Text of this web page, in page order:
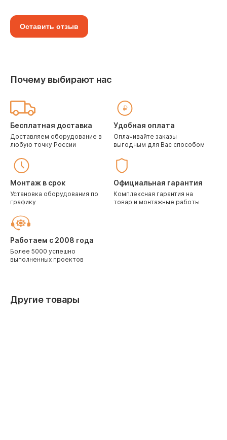
Оставить отзыв
Почему выбирают нас
Бесплатная доставка
Доставляем оборудование в
любую точку России
Удобная оплата
Оплачивайте заказы
выгодным для Вас способом
Монтаж в срок
Установка оборудования по
графику
Официальная гарантия
Комплексная гарантия на
товар и монтажные работы
Работаем с 2008 года
Более 5000 успешно
выполненных проектов
Другие товары